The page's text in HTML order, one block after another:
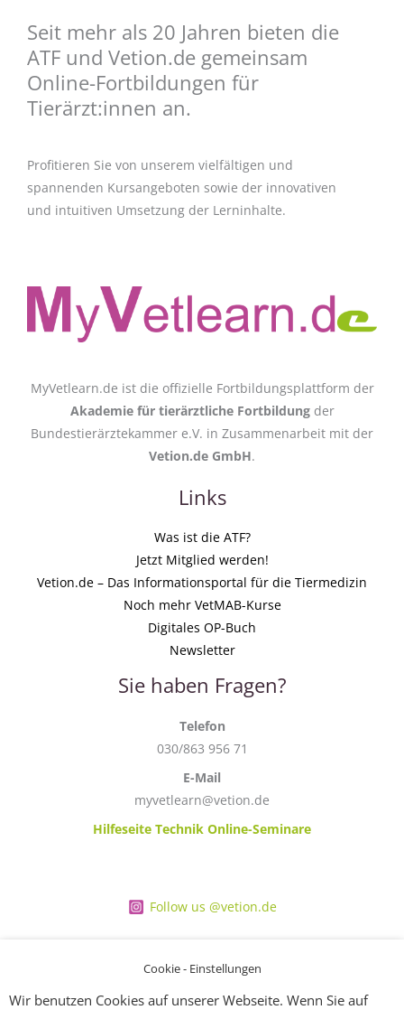
Seit mehr als 20 Jahren bieten die
ATF und Vetion.de gemeinsam
Online-Fortbildungen für
Tierärzt:innen an.
Profitieren Sie von unserem vielfältigen und
spannenden Kursangeboten sowie der innovativen
und intuitiven Umsetzung der Lerninhalte.
MyVetlearn.de ist die offizielle Fortbildungsplattform der
Akademie für tierärztliche Fortbildungder
Bundestierärztekammer e.V. in Zusammenarbeit mit der
Vetion.de GmbH.
Links
Was ist die ATF?
Jetzt Mitglied werden!
Vetion.de – Das Informationsportal für die Tiermedizin
Noch mehr VetMAB-Kurse
Digitales OP-Buch
Newsletter
Sie haben Fragen?
Telefon
030/863 956 71
E-Mail
myvetlearn@vetion.de
Hilfeseite Technik Online-Seminare
Follow us @vetion.de
Cookie - Einstellungen
Wir benutzen Cookies auf unserer Webseite. Wenn Sie auf